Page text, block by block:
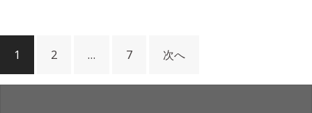
1 2 … 7 次へ